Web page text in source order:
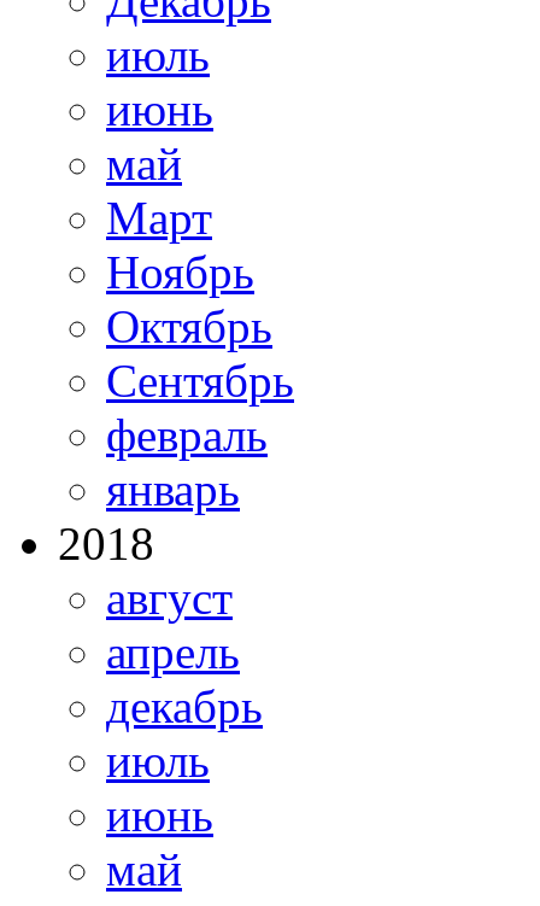
июль
июнь
май
Март
Ноябрь
Октябрь
Сентябрь
февраль
январь
2018
август
апрель
декабрь
июль
июнь
май